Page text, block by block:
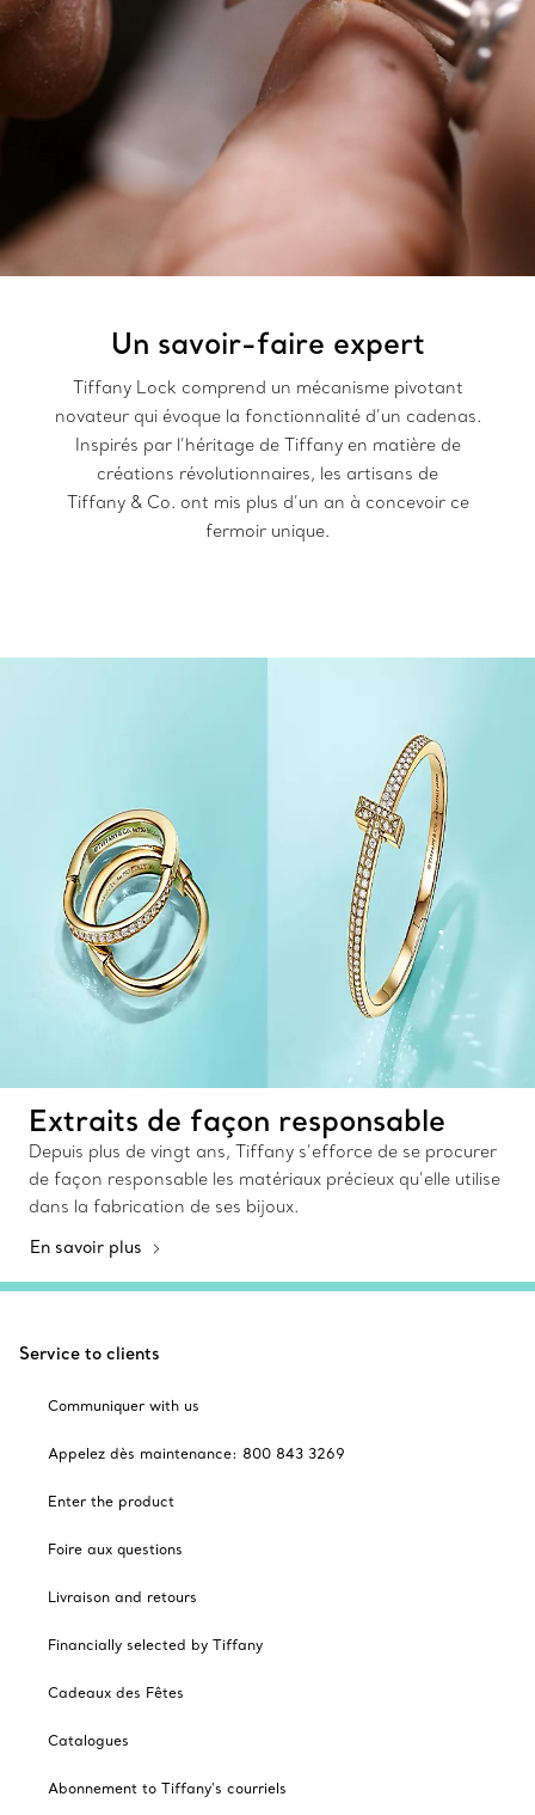
Un savoir-faire expert
Tiffany Lock comprend un mécanisme pivotant
novateur qui évoque la fonctionnalité d’un cadenas.
Inspirés par l’héritage de Tiffany en matière de
créations révolutionnaires, les artisans de
Tiffany & Co. ont mis plus d’un an à concevoir ce
fermoir unique.
Extraits de façon responsable
Depuis plus de vingt ans, Tiffany s’efforce de se procurer
de façon responsable les matériaux précieux qu’elle utilise
dans la fabrication de ses bijoux.
En savoir plus
Service to clients
Communiquer with us
Appelez dès maintenance: 800 843 3269
Enter the product
Foire aux questions
Livraison and retours
Financially selected by Tiffany
Cadeaux des Fêtes
Catalogues
Abonnement to Tiffany's courriels